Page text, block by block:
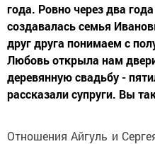
года. Ровно через два
создавалась семья
друг друга понимаем с
Любовь открыла нам
деревянную свадьбу -
рассказали супруги. Вы
Отношения Айгуль и